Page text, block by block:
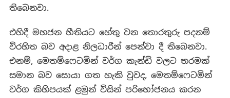
තිබෙනවා.
එහිදී මහජන භීතියට හේතු වන තොරතුරු පදනම්
විරහිත බව අදාළ නිලධාරීන් පෙන්වා දී තිබෙනවා.
එනම්, මෙතම්ෆෙටමින් වර්ග කැන්ඩි වලට තරමක්
සමාන බව සොයා ගත හැකි වුවද, මෙතම්ෆෙටමින්
වර්ග කිහිපයක් ළමුන් විසින් පරිභෝජනය කරන